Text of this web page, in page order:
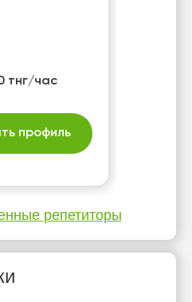
тнг/час
профиль
репетиторы